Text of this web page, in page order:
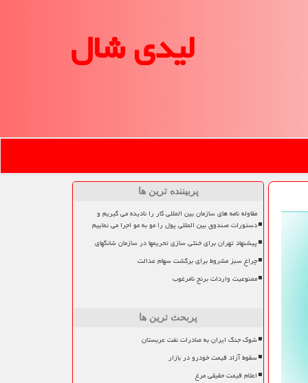
لیدی شال
پربیننده ترین ها
مقاوله نامه های سازمان بین المللی کار را نادیده می گیریم و
دستورات صندوق بین المللی پول را مو به مو اجرا می نماییم
پیشنهاد تهران برای خنثی سازی تحریمها در سازمان شانگهای
چراغ سبز مشروط برای برگشت سهام عدالت
ممنوعیت واردات برنج نامرغوب
پربحث ترین ها
شوک جنگ ایران به صادرات نفت عربستان
سقوط آزاد قیمت خودرو در بازار
اعلام قیمت حقیقی مرغ